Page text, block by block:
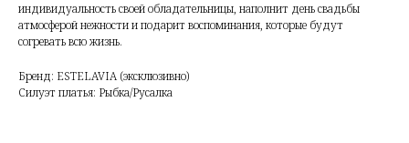
индивидуальность своей обладательницы, наполнит день свадьбы
атмосферой нежности и подарит воспоминания, которые будут
согревать всю жизнь.
Бренд: ESTELAVIA (эксклюзивно)
Силуэт платья: Рыбка/Русалка